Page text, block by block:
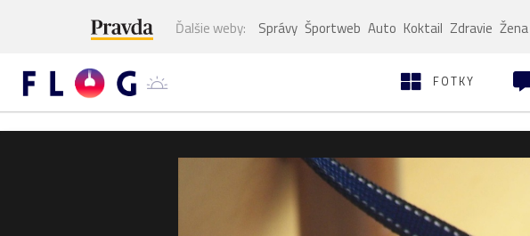
Ďalšie weby: Správy Športweb Auto Koktail Zdravie Žena
FOTKY